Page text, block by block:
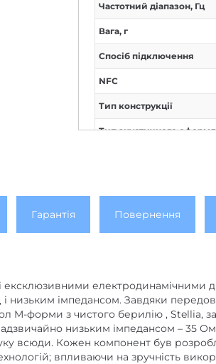
Частотний діапазон, Гц
Вага, г
Спосіб підключення
NFC
Тип конструкції
Тип акустичного
Поворотні чаші
шийний обід
Конструкція
Кількість
Гарантія Повернення
ексклюзивними електродинамічними
низьким імпедансом. Завдяки
M-форми з чистого берилію , Stellia,
низьким імпедансом – 35
всюди. Кожен компонент був
впливаючи на зручність